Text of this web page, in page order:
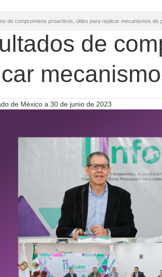
de compromisos proactivos, útiles para replicar mecanismos de
de
de México a 30 de junio de 2023